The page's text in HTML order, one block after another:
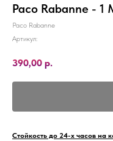
Paco Rabanne - 1
Paco Rabanne
Артикул:
390,00 р.
Стойкость до 24-х часов на